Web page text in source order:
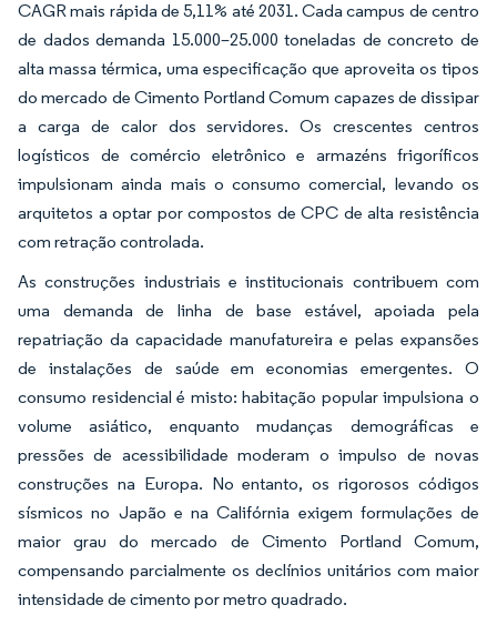
CAGR mais rápida de 5,11% até 2031. Cada campus de centro
de dados demanda 15.000–25.000 toneladas de concreto de
alta massa térmica, uma especificação que aproveita os tipos
do mercado de Cimento Portland Comum capazes de dissipar
a carga de calor dos servidores. Os crescentes centros
logísticos de comércio eletrônico e armazéns frigoríficos
impulsionam ainda mais o consumo comercial, levando os
arquitetos a optar por compostos de CPC de alta resistência
com retração controlada.
As construções industriais e institucionais contribuem com
uma demanda de linha de base estável, apoiada pela
repatriação da capacidade manufatureira e pelas expansões
de instalações de saúde em economias emergentes. O
consumo residencial é misto: habitação popular impulsiona o
volume asiático, enquanto mudanças demográficas e
pressões de acessibilidade moderam o impulso de novas
construções na Europa. No entanto, os rigorosos códigos
sísmicos no Japão e na Califórnia exigem formulações de
maior grau do mercado de Cimento Portland Comum,
compensando parcialmente os declínios unitários com maior
intensidade de cimento por metro quadrado.